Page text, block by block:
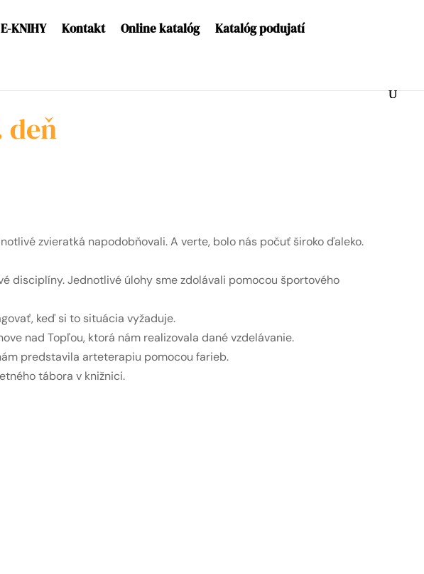
E-KNIHY Kontakt Online katalóg Katalóg podujatí
deň
zvieratká napodobňovali. A verte, bolo nás počuť široko ďaleko.
disciplíny. Jednotlivé úlohy sme zdolávali pomocou športového
keď si to situácia vyžaduje.
nad Topľou, ktorá nám realizovala dané vzdelávanie.
predstavila arteterapiu pomocou farieb.
tábora v knižnici.